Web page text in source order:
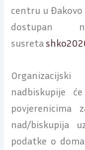
centru u Đakovo
dostupan
susreta
nadbiskupije
nad/biskupija
podatke o